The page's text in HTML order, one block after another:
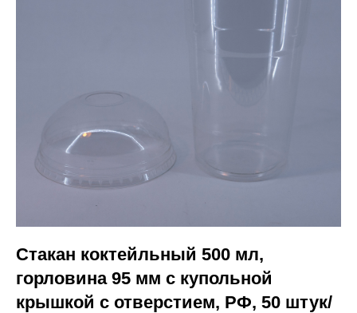
Стакан коктейльный 500 мл,
горловина 95 мм с купольной
крышкой с отверстием, РФ, 50 штук/